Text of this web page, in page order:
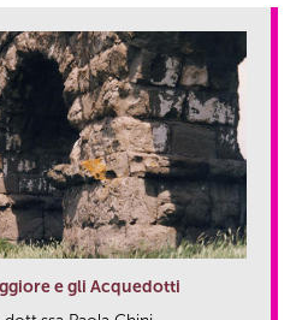
e gli Acquedotti